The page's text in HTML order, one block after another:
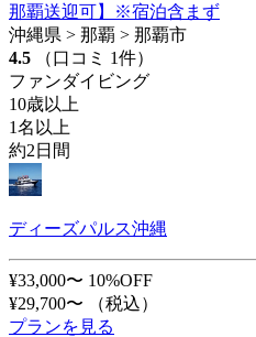
那覇送迎可】※宿泊含まず
沖縄県 > 那覇 > 那覇市
4.5
（口コミ 1件）
ファンダイビング
10歳以上
1名以上
約2日間
ディーズパルス沖縄
¥33,000〜 10%OFF
¥29,700〜
（税込）
プランを見る